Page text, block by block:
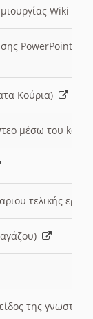
Wiki
PowerPoint
Κούρια)
μέσω του
τελικής
είδος της